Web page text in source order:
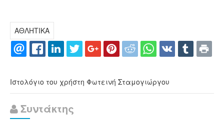
ΑΘΛΗΤΙΚΑ
Ιστολόγιο του χρήστη Φωτεινή Σταμογιώργου
Συντάκτης